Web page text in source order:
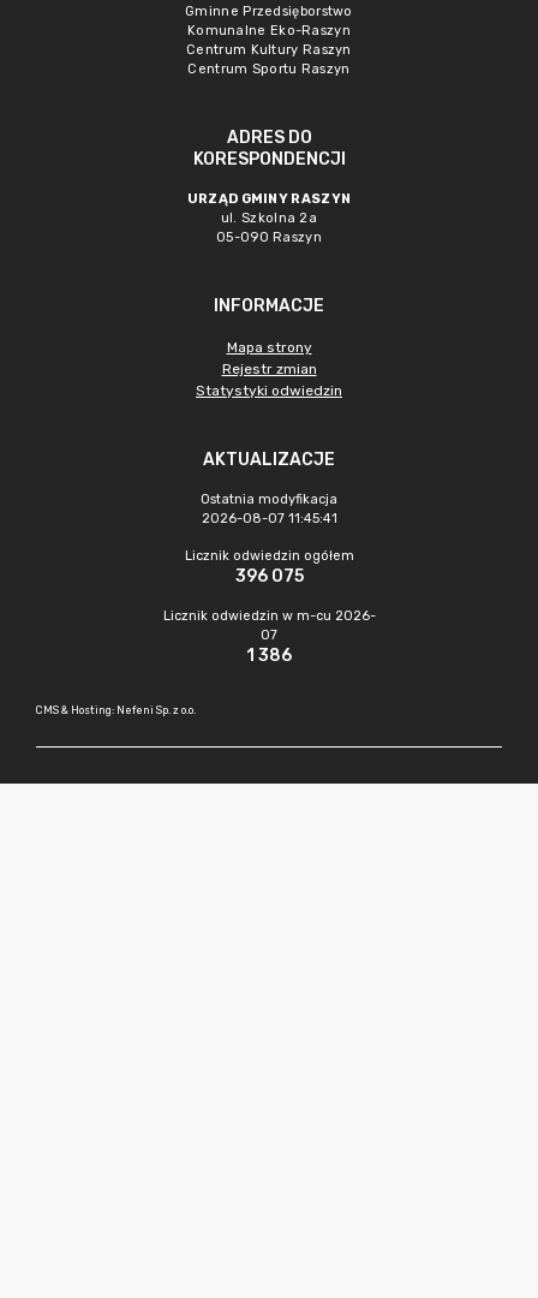
Gminne Przedsięborstwo
Komunalne Eko-Raszyn
Centrum Kultury Raszyn
Centrum Sportu Raszyn
ADRES DO
KORESPONDENCJI
URZĄD GMINY RASZYN
ul. Szkolna 2a
05-090 Raszyn
INFORMACJE
Mapa strony
Rejestr zmian
Statystyki odwiedzin
AKTUALIZACJE
Ostatnia modyfikacja
2026-08-07 11:45:41
Licznik odwiedzin ogółem
396 075
Licznik odwiedzin w m-cu 2026-
07
1 386
CMS & Hosting: Nefeni Sp. z o.o.